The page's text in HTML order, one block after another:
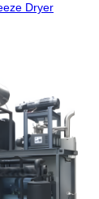
Dryer